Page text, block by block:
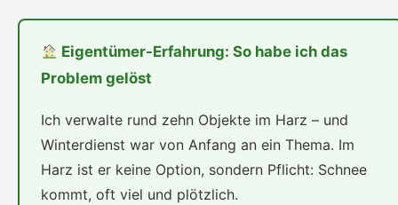
Eigentümer-Erfahrung: So habe ich das
Problem gelöst
Ich verwalte rund zehn Objekte im Harz – und
Winterdienst war von Anfang an ein Thema. Im
Harz ist er keine Option, sondern Pflicht: Schnee
kommt, oft viel und plötzlich.